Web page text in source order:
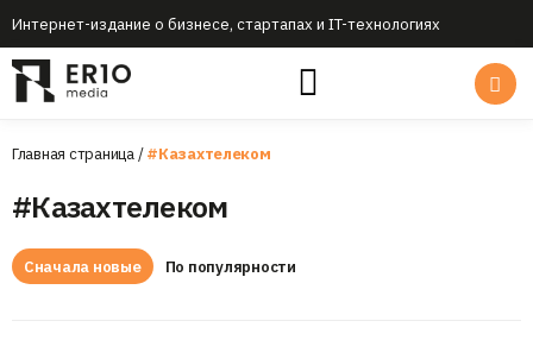
Интернет-издание о бизнесе, стартапах и IT-технологиях
Главная страница/#Казахтелеком
#Казахтелеком
Сначала новые По популярности